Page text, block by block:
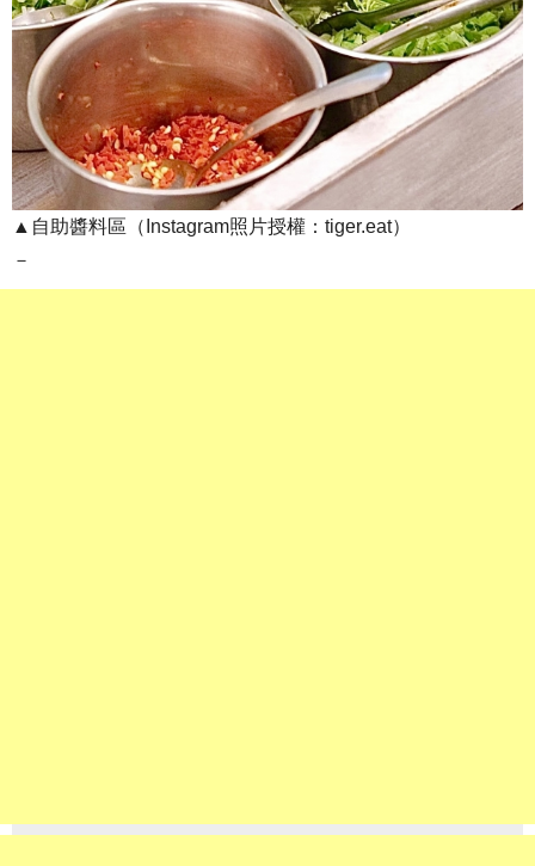
▲自助醬料區（Instagram照片授權：tiger.eat）
－